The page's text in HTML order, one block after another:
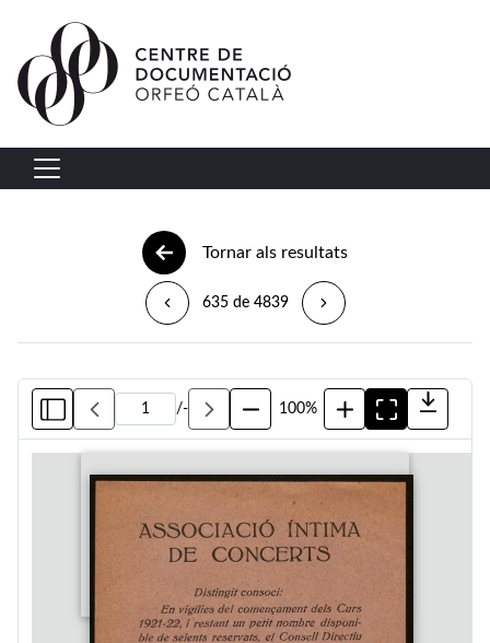
Vés al contingut
Navegació principal
Tornar als resultats
635 de 4839
/- 100%